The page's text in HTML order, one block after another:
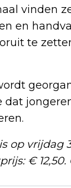
vinden
en
te
dat
is op
€